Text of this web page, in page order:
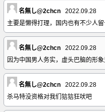
名無し@2chcn
2022.09.28
主要是懒得打理，国内也有不少人
名無し@2chcn
2022.09.28
因为中国男人务实，虚头巴脑的形
名無し@2chcn
2022.09.28
杀马特没资格对我们狺狺狂吠吧